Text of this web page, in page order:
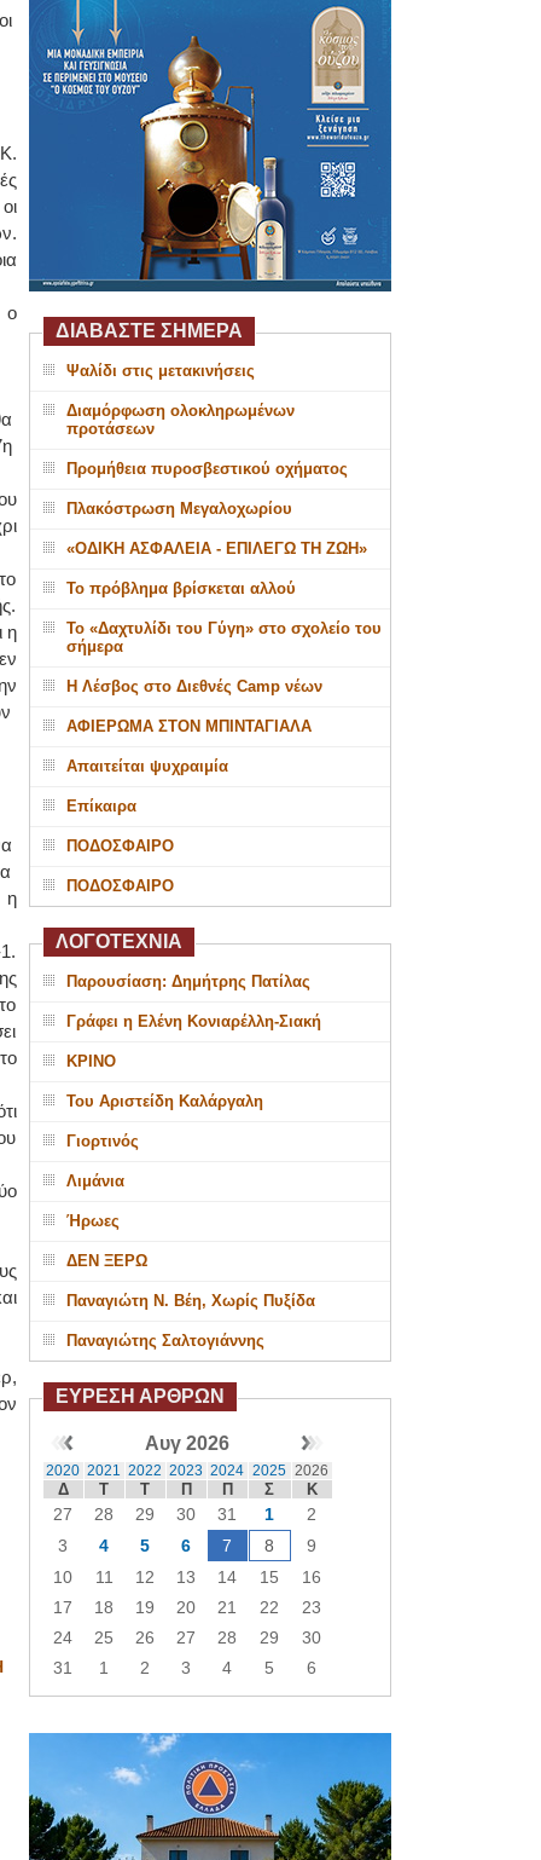
ο
η
η
ΔΙΑΒΑΣΤΕ ΣΗΜΕΡΑ
Ψαλίδι στις μετακινήσεις
Διαμόρφωση ολοκληρωμένων
προτάσεων
Προμήθεια πυροσβεστικού οχήματος
Πλακόστρωση Μεγαλοχωρίου
«ΟΔΙΚΗ ΑΣΦΑΛΕΙΑ - ΕΠΙΛΕΓΩ ΤΗ ΖΩΗ»
Το πρόβλημα βρίσκεται αλλού
Το «Δαχτυλίδι του Γύγη» στο σχολείο του
σήμερα
Η Λέσβος στο Διεθνές Camp νέων
ΑΦΙΕΡΩΜΑ ΣΤΟΝ ΜΠΙΝΤΑΓΙΑΛΑ
Απαιτείται ψυχραιμία
Επίκαιρα
ΠΟΔΟΣΦΑΙΡΟ
ΠΟΔΟΣΦΑΙΡΟ
ΛΟΓΟΤΕΧΝΙΑ
Παρουσίαση: Δημήτρης Πατίλας
Γράφει η Ελένη Κονιαρέλλη-Σιακή
ΚΡΙΝΟ
Του Αριστείδη Καλάργαλη
Γιορτινός
Λιμάνια
Ήρωες
ΔΕΝ ΞΕΡΩ
Παναγιώτη Ν. Βέη, Χωρίς Πυξίδα
Παναγιώτης Σαλτογιάννης
ΕΥΡΕΣΗ ΑΡΘΡΩΝ
Αυγ 2026
2020 2021 2022 2023 2024 2025 2026
Δ Τ Τ Π Π Σ Κ
27 28 29 30 31 1
2
3
4 5 6 7 8
9
10
11 12 13 14 15
16
17
18 19 20 21 22
23
24
25 26 27 28 29
30
31
1 2 3 4 5 6